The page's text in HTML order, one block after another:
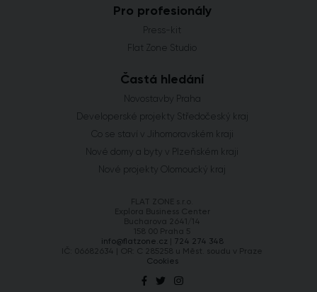
Pro profesionály
Press-kit
Flat Zone Studio
Častá hledání
Novostavby Praha
Developerské projekty Středočeský kraj
Co se staví v Jihomoravském kraji
Nové domy a byty v Plzeňském kraji
Nové projekty Olomoucký kraj
FLAT ZONE s.r.o.
Explora Business Center
Bucharova 2641/14
158 00 Praha 5
info@flatzone.cz
724 274 348
IČ: 06682634 | OR: C 285258 u Měst. soudu v Praze
Cookies